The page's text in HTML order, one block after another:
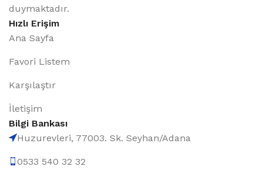
duymaktadır.
Hızlı Erişim
Ana Sayfa
Favori Listem
Karşılaştır
İletişim
Bilgi Bankası
Huzurevleri, 77003. Sk. Seyhan/Adana
0533 540 32 32